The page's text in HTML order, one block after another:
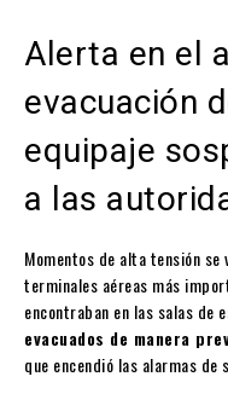
Alerta en el
evacuación
equipaje
a las
Momentos de alta tensión
terminales aéreas más
encontraban en las salas de
evacuados de manera
que encendió las alarmas